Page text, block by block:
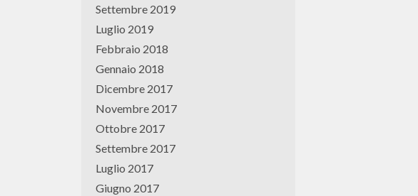
Settembre 2019
Luglio 2019
Febbraio 2018
Gennaio 2018
Dicembre 2017
Novembre 2017
Ottobre 2017
Settembre 2017
Luglio 2017
Giugno 2017